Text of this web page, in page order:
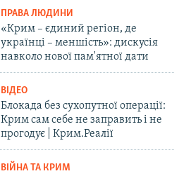
ПРАВА ЛЮДИНИ
«Крим – єдиний регіон, де
українці – меншість»: дискусія
навколо нової пам'ятної дати
ВІДЕО
Блокада без сухопутної операції:
Крим сам себе не заправить і не
прогодує | Крим.Реалії
ВІЙНА ТА КРИМ